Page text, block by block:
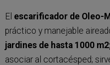
El escarificador de Oleo-
práctico y manejable
jardines de hasta 1000
asociar al cortacésped;